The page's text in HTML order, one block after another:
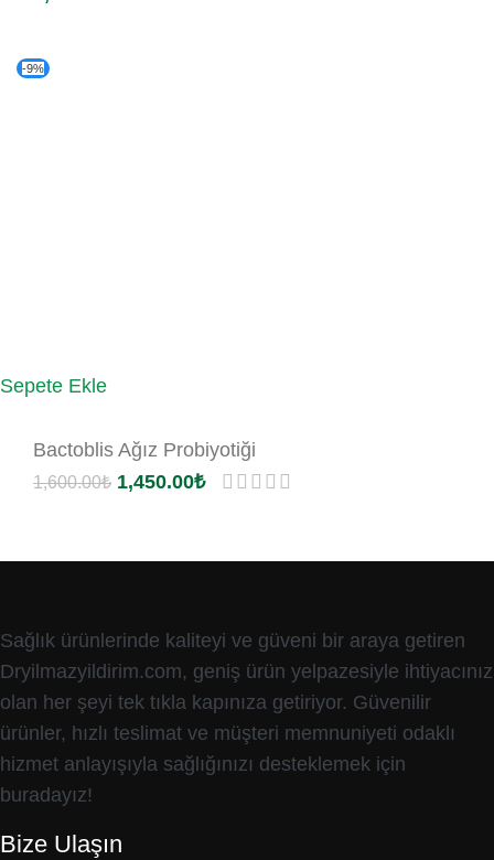
-9%
Sepete Ekle
Bactoblis Ağız Probiyotiği
1,600.00₺ 1,450.00₺
Sağlık ürünlerinde kaliteyi ve güveni bir araya getiren
Dryilmazyildirim.com, geniş ürün yelpazesiyle ihtiyacınız
olan her şeyi tek tıkla kapınıza getiriyor. Güvenilir
ürünler, hızlı teslimat ve müşteri memnuniyeti odaklı
hizmet anlayışıyla sağlığınızı desteklemek için
buradayız!
Bize Ulaşın